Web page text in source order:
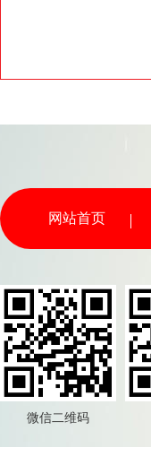
网站首页
微信二维码